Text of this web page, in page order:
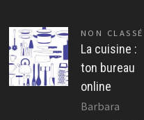
NON CLASSÉ
La cuisine :
ton bureau
online
Barbara